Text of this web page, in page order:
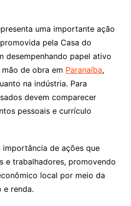
uma importante ação
pela Casa do
desempenhando papel ativo
de obra em Paranaíba,
na indústria. Para
devem comparecer
pessoais e currículo
de ações que
e trabalhadores, promovendo
local por meio da
e renda.